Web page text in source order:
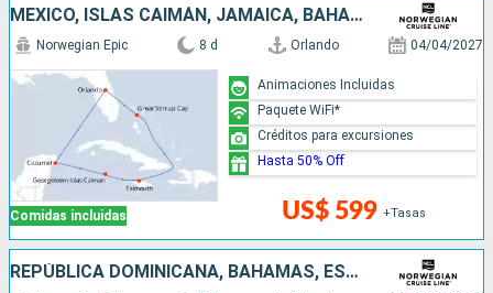
MÉXICO, ISLAS CAIMÁN, JAMAICA, BAHAMAS, ESTADOS UNIDOS
Comidas incluidas
Norwegian Epic 8 d Orlando 04/04/2027
US$ 599 +Tasas
Animaciones Incluidas
Paquete WiFi*
Créditos para excursiones
Hasta 50% Off
REPÚBLICA DOMINICANA, BAHAMAS, ESTADOS UNIDOS